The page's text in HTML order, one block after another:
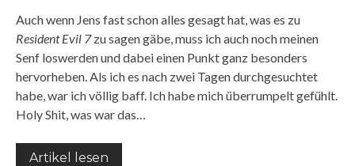
Auch wenn Jens fast schon alles gesagt hat, was es zu
Resident Evil 7zu sagen gäbe, muss ich auch noch meinen
Senf loswerden und dabei einen Punkt ganz besonders
hervorheben. Als ich es nach zwei Tagen durchgesuchtet
habe, war ich völlig baff. Ich habe mich überrumpelt gefühlt.
Holy Shit, was war das…
Artikel lesen